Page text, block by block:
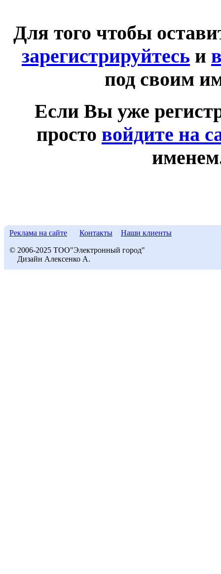
Для того чтобы
зарегистрируйтесь и
под своим
Если Вы уже
просто войдите на
Реклама на сайте Контакты Наши клиенты
© 2006-2025 ТОО"Электронный город"
Дизайн Алексенко А.